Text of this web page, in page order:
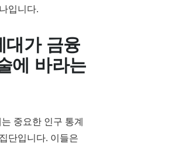
입니다.
대가 금융
에 바라는
중요한 인구 통계
단입니다. 이들은